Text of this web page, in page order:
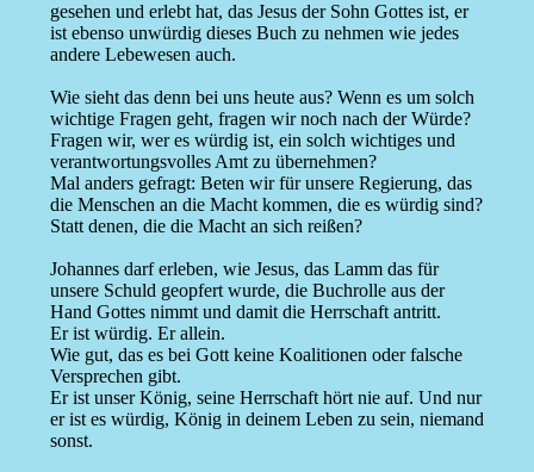
gesehen und erlebt hat, das Jesus der Sohn Gottes ist, er
ist ebenso unwürdig dieses Buch zu nehmen wie jedes
andere Lebewesen auch.
Wie sieht das denn bei uns heute aus? Wenn es um solch
wichtige Fragen geht, fragen wir noch nach der Würde?
Fragen wir, wer es würdig ist, ein solch wichtiges und
verantwortungsvolles Amt zu übernehmen?
Mal anders gefragt: Beten wir für unsere Regierung, das
die Menschen an die Macht kommen, die es würdig sind?
Statt denen, die die Macht an sich reißen?
Johannes darf erleben, wie Jesus, das Lamm das für
unsere Schuld geopfert wurde, die Buchrolle aus der
Hand Gottes nimmt und damit die Herrschaft antritt.
Er ist würdig. Er allein.
Wie gut, das es bei Gott keine Koalitionen oder falsche
Versprechen gibt.
Er ist unser König, seine Herrschaft hört nie auf. Und nur
er ist es würdig, König in deinem Leben zu sein, niemand
sonst.